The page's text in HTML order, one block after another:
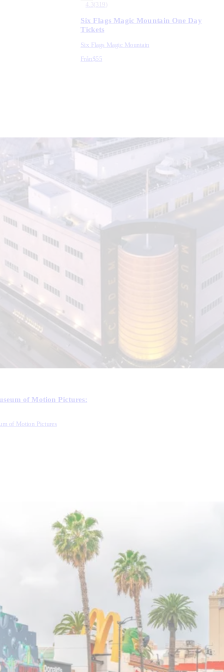
4.3( 319 )
Six Flags Magic Mountain One Day
Tickets
Six Flags Magic Mountain
Från$55
of Motion Pictures:
of Motion Pictures